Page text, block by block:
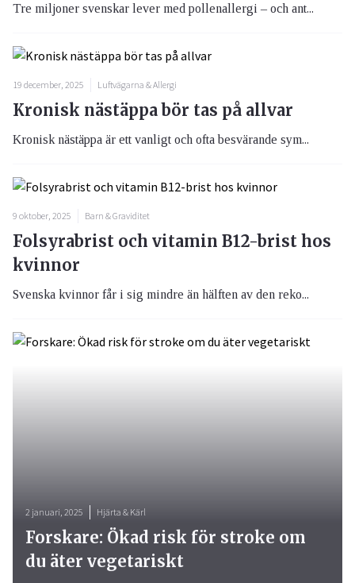
Tre miljoner svenskar lever med pollenallergi – och ant...
19 december, 2025 Luftvägarna & Allergi
Kronisk nästäppa bör tas på allvar
Kronisk nästäppa är ett vanligt och ofta besvärande sym...
9 oktober, 2025 Barn & Graviditet
Folsyrabrist och vitamin B12-brist hos
kvinnor
Svenska kvinnor får i sig mindre än hälften av den reko...
2 januari, 2025 Hjärta & Kärl
Forskare: Ökad risk för stroke om
du äter vegetariskt